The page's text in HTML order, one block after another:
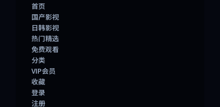
首页
国产影视
日韩影视
热门精选
免费观看
分类
VIP会员
收藏
登录
注册